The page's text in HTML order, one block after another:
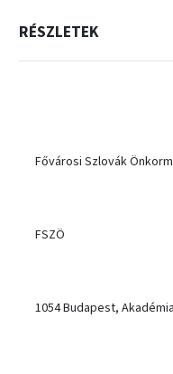
RÉSZLETEK
Fővárosi Szlovák
FSZÖ
1054 Budapest,